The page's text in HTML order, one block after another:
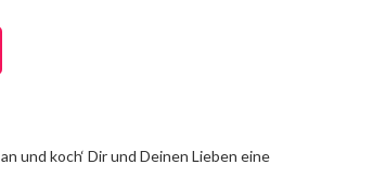
an und koch‘ Dir und Deinen Lieben eine